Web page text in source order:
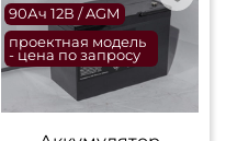
90Ач 12В / AGM
проектная модель
- цена по запросу